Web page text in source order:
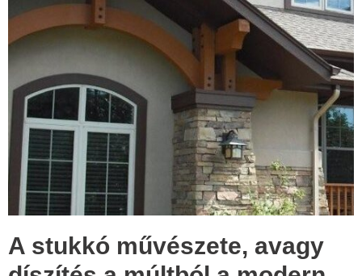
A stukkó művészete, avagy